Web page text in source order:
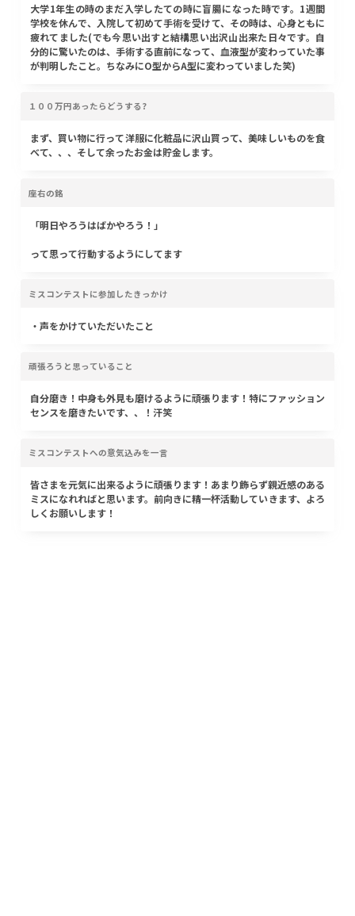
大学1年生の時のまだ入学したての時に盲腸になった時です。1週間
学校を休んで、入院して初めて手術を受けて、その時は、心身ともに
疲れてました(でも今思い出すと結構思い出沢山出来た日々です。自
分的に驚いたのは、手術する直前になって、血液型が変わっていた事
が判明したこと。ちなみにO型からA型に変わっていました笑)
１００万円あったらどうする?
まず、買い物に行って洋服に化粧品に沢山買って、美味しいものを食
べて、、、そして余ったお金は貯金します。
座右の銘
「明日やろうはばかやろう！」
って思って行動するようにしてます
ミスコンテストに参加したきっかけ
・声をかけていただいたこと
頑張ろうと思っていること
自分磨き！中身も外見も磨けるように頑張ります！特にファッション
センスを磨きたいです、、！汗笑
ミスコンテストへの意気込みを一言
皆さまを元気に出来るように頑張ります！あまり飾らず親近感のある
ミスになれればと思います。前向きに精一杯活動していきます、よろ
しくお願いします！